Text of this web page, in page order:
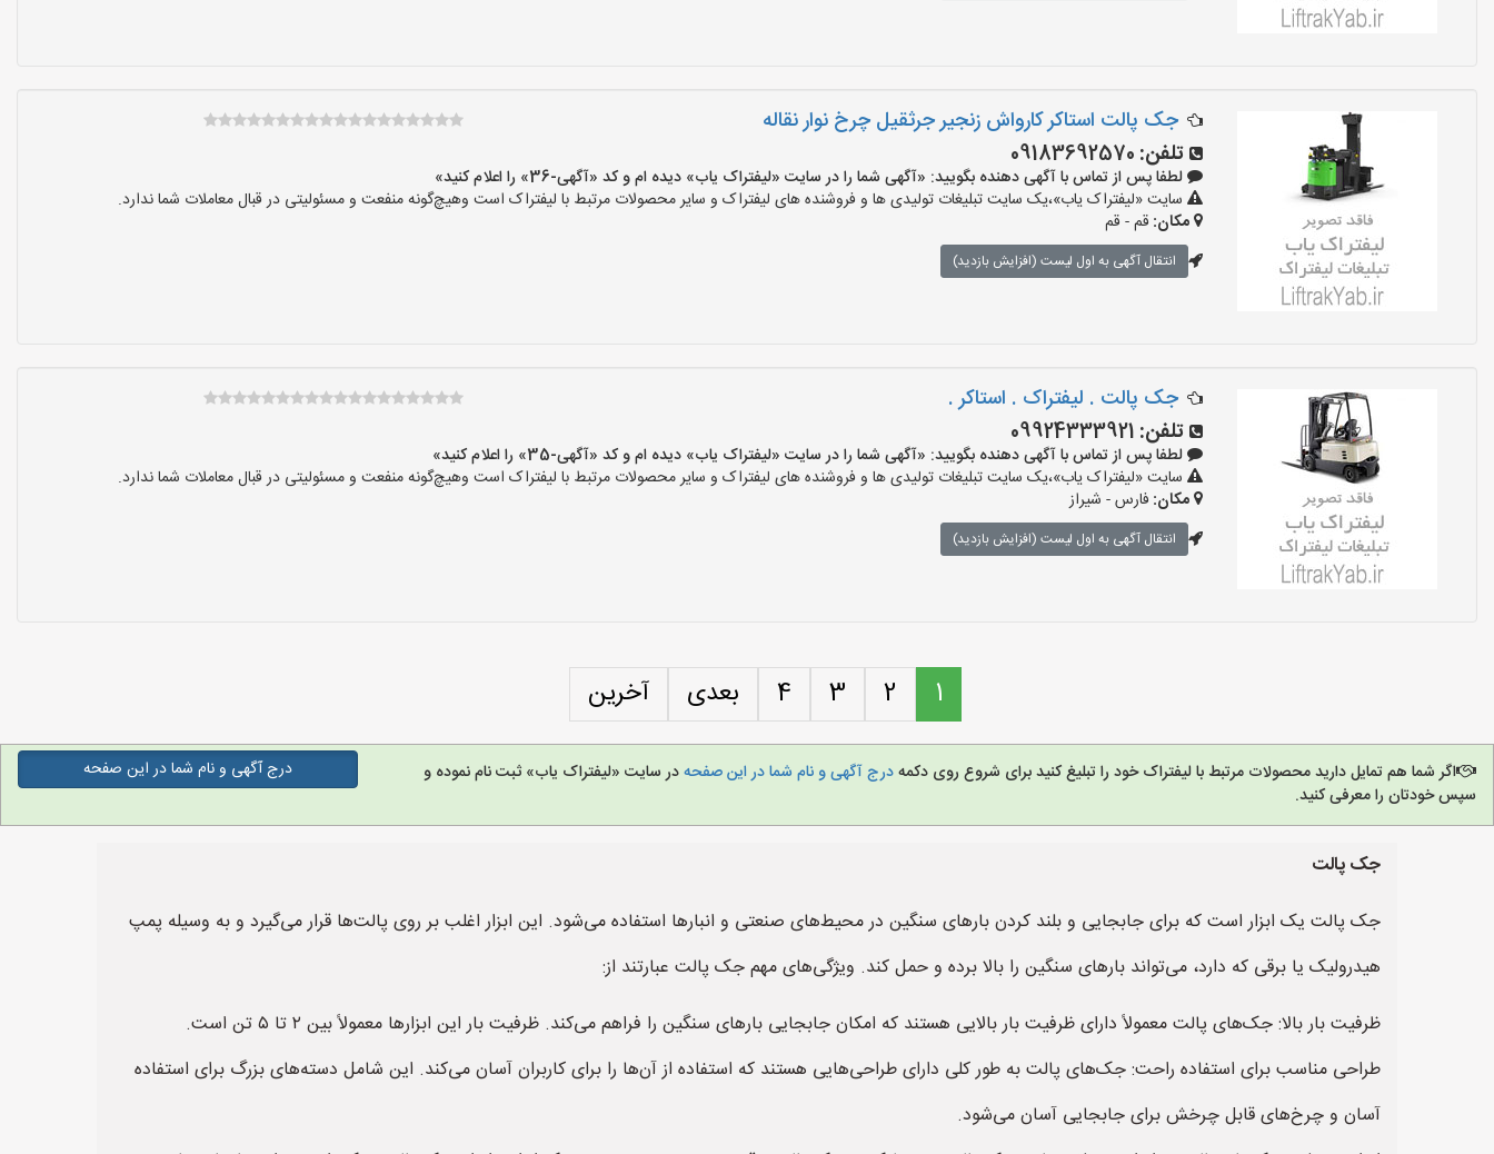
جک پالت استاکر کارواش زنجیر جرثقیل چرخ نوار نقاله
تلفن: 09183692570
لطفا پس از تماس با آگهی دهنده بگویید: «آگهی شما را در سایت «لیفتراک یاب» دیده ام و کد «آگهی-36» را اعلام کنید»
سایت «لیفتراک یاب»،یک سایت تبلیغات تولیدی ها و فروشنده های لیفتراک و سایر محصولات مرتبط با لیفتراک است وهیچ‌گونه منفعت و مسئولیتی در قبال معاملات شما ندارد.
مکان: قم - قم
انتقال آگهی به اول لیست (افزایش بازدید)
جک پالت . لیفتراک . استاکر .
تلفن: 09924333921
لطفا پس از تماس با آگهی دهنده بگویید: «آگهی شما را در سایت «لیفتراک یاب» دیده ام و کد «آگهی-35» را اعلام کنید»
سایت «لیفتراک یاب»،یک سایت تبلیغات تولیدی ها و فروشنده های لیفتراک و سایر محصولات مرتبط با لیفتراک است وهیچ‌گونه منفعت و مسئولیتی در قبال معاملات شما ندارد.
مکان: فارس - شیراز
انتقال آگهی به اول لیست (افزایش بازدید)
1
2
3
4 بعدی آخرین
اگر شما هم تمایل دارید محصولات مرتبط با لیفتراک خود را تبلیغ کنید برای شروع روی دکمهدرج آگهی و نام شما در این صفحهدر سایت «لیفتراک یاب» ثبت نام نموده و
سپس خودتان را معرفی کنید.
درج آگهی و نام شما در این صفحه
جک پالت
جک پالت یک ابزار است که برای جابجایی و بلند کردن بارهای سنگین در محیط‌های صنعتی و انبارها استفاده می‌شود. این ابزار اغلب بر روی پالت‌ها قرار می‌گیرد و به وسیله پمپ
هیدرولیک یا برقی که دارد، می‌تواند بارهای سنگین را بالا برده و حمل کند. ویژگی‌های مهم جک پالت عبارتند از:
ظرفیت بار بالا: جک‌های پالت معمولاً دارای ظرفیت بار بالایی هستند که امکان جابجایی بارهای سنگین را فراهم می‌کند. ظرفیت بار این ابزارها معمولاً بین ۲ تا ۵ تن است.
طراحی مناسب برای استفاده راحت: جک‌های پالت به طور کلی دارای طراحی‌هایی هستند که استفاده از آن‌ها را برای کاربران آسان می‌کند. این شامل دسته‌های بزرگ برای استفاده
آسان و چرخ‌های قابل چرخش برای جابجایی آسان می‌شود.